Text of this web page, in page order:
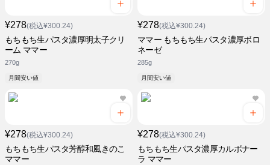
¥278(税込¥300.24)
もちもち生パスタ濃厚明太子クリ
ーム ママー
270g
月間安い値
¥278(税込¥300.24)
ママー もちもち生パスタ濃厚ボロ
ネーゼ
285g
月間安い値
¥278(税込¥300.24)
もちもち生パスタ芳醇和風きのこ
ママー
¥278(税込¥300.24)
もちもち生パスタ濃厚カルボナー
ラ ママー